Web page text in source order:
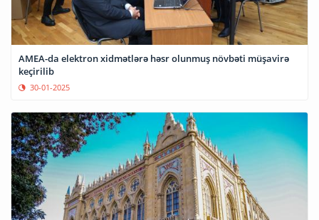
AMEA-da elektron xidmətlərə həsr olunmuş növbəti müşavirə
keçirilib
30-01-2025